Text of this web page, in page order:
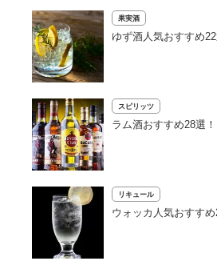
果実酒
ゆず酒人気おすすめ
スピリッツ
ラム酒おすすめ28選
リキュール
ウォッカ人気おすす